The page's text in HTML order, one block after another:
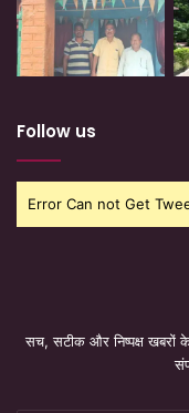
Follow us
Error Can not Get
सच, सटीक और निष्पक्ष खबरों